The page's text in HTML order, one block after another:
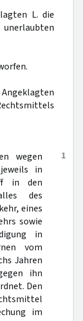
L. die
1
wegen
in
in den
des
eines
sowie
in
vom
Jahren
ihn
Den
im